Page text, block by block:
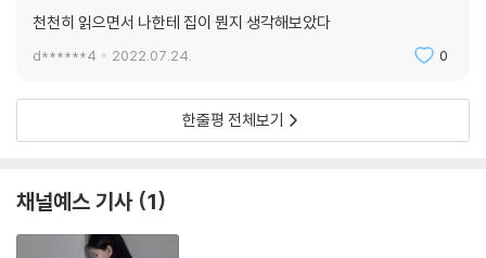
천천히 읽으면서 나한테 집이 뭔지 생각해보았다
d******4 2022.07.24. 0
한줄평 전체보기
채널예스 기사 1